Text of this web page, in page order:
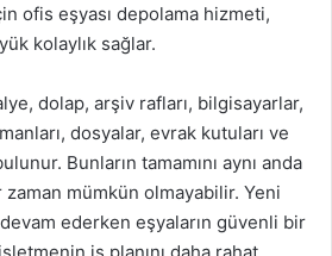
ofis eşyası depolama hizmeti,
kolaylık sağlar.
dolap, arşiv rafları, bilgisayarlar,
dosyalar, evrak kutuları ve
Bunların tamamını aynı anda
mümkün olmayabilir. Yeni
ederken eşyaların güvenli bir
iş planını daha rahat